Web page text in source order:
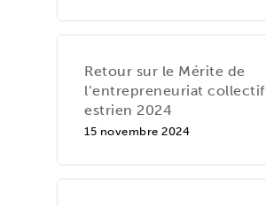
Retour sur le Mérite de
l’entrepreneuriat collectif
estrien 2024
15 novembre 2024